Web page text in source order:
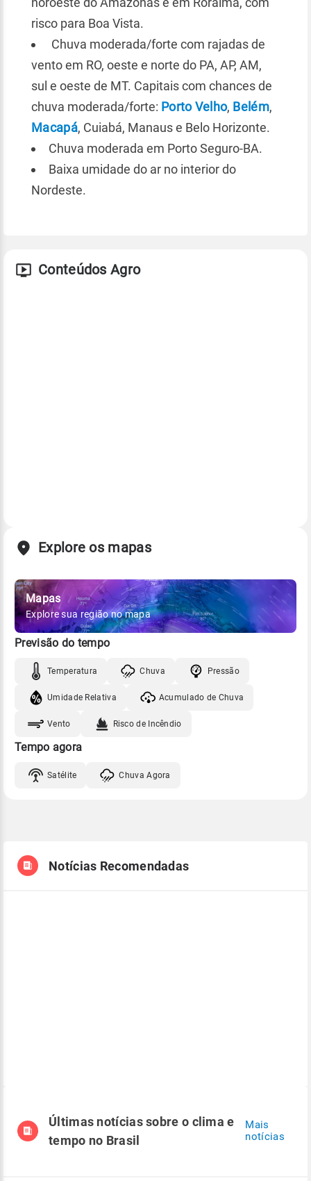
risco para Boa Vista.
Chuva moderada/forte com rajadas de
vento em RO, oeste e norte do PA, AP, AM,
sul e oeste de MT. Capitais com chances de
chuva moderada/forte: Porto Velho, Belém,
Macapá, Cuiabá, Manaus e Belo Horizonte.
Chuva moderada em Porto Seguro-BA.
Baixa umidade do ar no interior do
Nordeste.
Conteúdos Agro
Explore os mapas
Mapas
Explore sua região no mapa
Previsão do tempo
Temperatura Chuva Pressão
Umidade Relativa Acumulado de Chuva
Vento Risco de Incêndio
Tempo agora
Satélite Chuva Agora
Notícias Recomendadas
Últimas notícias sobre o clima e
tempo no Brasil
Mais
notícias